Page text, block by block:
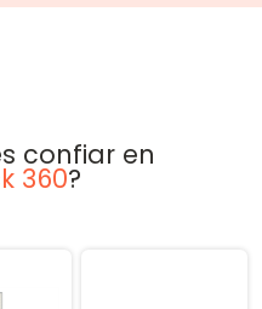
confiar en
360?